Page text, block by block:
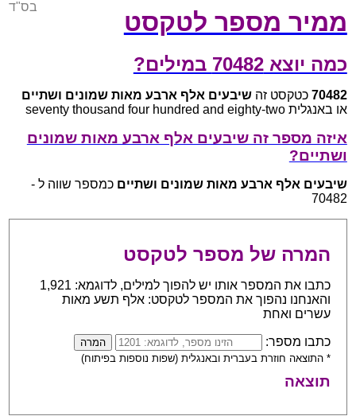
ממיר מספר לטקסט
בס"ד
כמה יוצא 70482 במילים?
70482 כטקסט זהשיבעים אלף ארבע מאות שמונים ושתיים
או באנגלית seventy thousand four hundred and eighty-two
איזה מספר זה שיבעים אלף ארבע מאות שמונים
ושתיים?
שיבעים אלף ארבע מאות שמונים ושתיים כמספר שווה ל -
70482
המרה של מספר לטקסט
כתבו את המספר אותו יש להפוך למילים, לדוגמא: 1,921
והאנחנו נהפוך את המספר לטקסט: אלף תשע מאות
עשרים ואחת
כתבו מספר:
* התוצאה חוזרת בעברית ובאנגלית (שפות נוספות בפיתוח)
תוצאה